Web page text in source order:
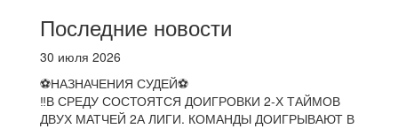
Последние новости
30 июля 2026
⚽НАЗНАЧЕНИЯ СУДЕЙ⚽
‼В СРЕДУ СОСТОЯТСЯ ДОИГРОВКИ 2-Х ТАЙМОВ
ДВУХ МАТЧЕЙ 2А ЛИГИ. КОМАНДЫ ДОИГРЫВАЮТ В